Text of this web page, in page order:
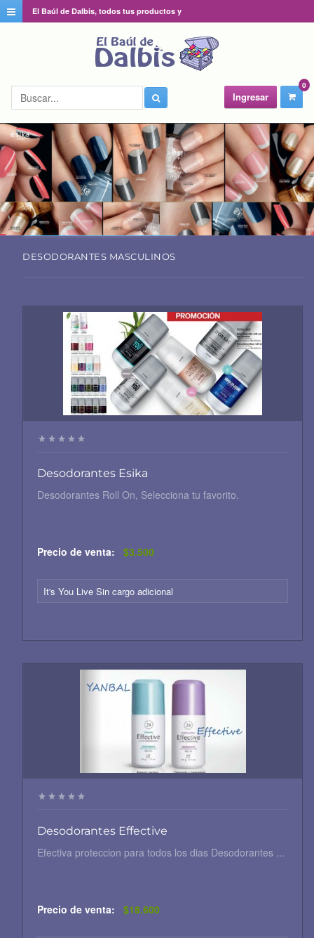
El Baúl de Dalbis, todos tus productos y
0
Ingresar
DESODORANTES MASCULINOS
Desodorantes Esika
Desodorantes Roll On, Selecciona tu favorito.
Precio de venta: $3.500
It's You Live Sin cargo adicional
Desodorantes Effective
Efectiva proteccion para todos los dias Desodorantes ...
Precio de venta: $18.600